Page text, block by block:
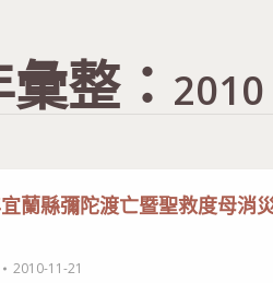
整： 2010
蘭縣彌陀渡亡暨聖救度母消
2010-11-21